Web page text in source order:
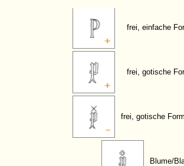
frei, einfache
frei, gotische
frei, gotische
Blume/